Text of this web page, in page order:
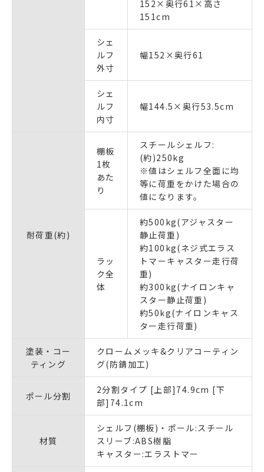
152×奥行61×高さ
151cm
シェ
ルフ
外寸
幅152×奥行61
シェ
ルフ
内寸
幅144.5×奥行53.5cm
耐荷重(約)
棚板
1枚
あた
り
スチールシェルフ:
(約)250kg
※値はシェルフ全面に均
等に荷重をかけた場合の
値になります。
ラッ
ク全
体
約500kg(アジャスター
静止荷重)
約100kg(ネジ式エラス
トマーキャスター走行荷
重)
約300kg(ナイロンキャ
スター静止荷重)
約50kg(ナイロンキャス
ター走行荷重)
塗装・コー
ティング
クロームメッキ&クリアコーティン
グ(防錆加工)
ポール分割
2分割タイプ [上部]74.9cm [下
部]74.1cm
材質
シェルフ(棚板)・ポール:スチール
スリーブ:ABS樹脂
キャスター:エラストマー